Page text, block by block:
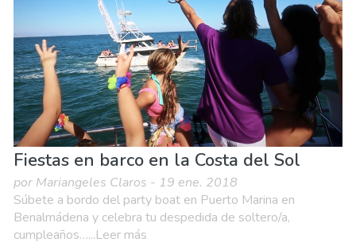
Vida nocturna & Bares
Fiestas en barco en la Costa del Sol
por Mariangeles Claros - 19 ene. 2018
Súbete a bordo del party boat en Puerto Marina en
Benalmádena y celebra tu despedida de soltero/a,
cumpleaños…...Leer más